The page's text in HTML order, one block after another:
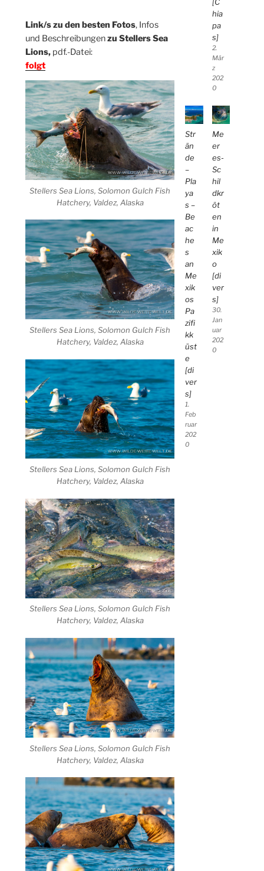
Link/s zu den besten Fotos, Infos
und Beschreibungenzu Stellers Sea
Lions, pdf.-Datei:
folgt
Stellers Sea Lions, Solomon Gulch Fish
Hatchery, Valdez, Alaska
Stellers Sea Lions, Solomon Gulch Fish
Hatchery, Valdez, Alaska
Stellers Sea Lions, Solomon Gulch Fish
Hatchery, Valdez, Alaska
Stellers Sea Lions, Solomon Gulch Fish
Hatchery, Valdez, Alaska
Stellers Sea Lions, Solomon Gulch Fish
Hatchery, Valdez, Alaska
hia
pa
s]
2.
Mär
z
202
0
Str
än
de
–
Pla
ya
s –
Be
ac
he
s
an
Me
xik
os
Pa
zifi
kk
üst
e
[di
ver
s]
1.
Feb
ruar
202
0
Me
er
es-
Sc
hil
dkr
öt
en
in
Me
xik
o
[di
ver
s]
30.
Jan
uar
202
0